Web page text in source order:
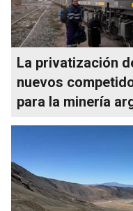
La privatización
nuevos
para la minería